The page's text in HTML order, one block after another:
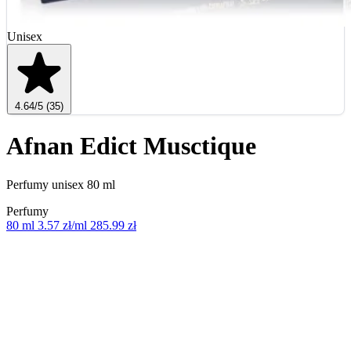
Unisex
4.64/5 (35)
Afnan Edict Musctique
Perfumy unisex 80 ml
Perfumy
80 ml 3.57 zł/ml 285.99 zł